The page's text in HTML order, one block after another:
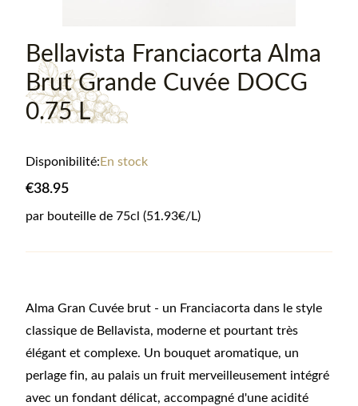
Bellavista Franciacorta Alma
Brut Grande Cuvée DOCG
0.75 L
Disponibilité: En stock
€38.95
par bouteille de 75cl (51.93€/L)
Alma Gran Cuvée brut - un Franciacorta dans le style
classique de Bellavista, moderne et pourtant très
élégant et complexe. Un bouquet aromatique, un
perlage fin, au palais un fruit merveilleusement intégré
avec un fondant délicat, accompagné d'une acidité